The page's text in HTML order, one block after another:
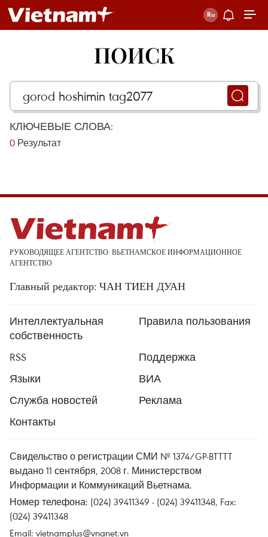
ПОИСК
КЛЮЧЕВЫЕ СЛОВА:
0 Результат
РУКОВОДЯЩЕЕ АГЕНТСТВО: ВЬЕТНАМСКОЕ ИНФОРМАЦИОННОЕ
АГЕНТСТВО
Главный редактор: ЧАН ТИЕН ДУАН
Интеллектуальная
собственность
Правила пользования
RSS
Поддержка
Языки
ВИА
Служба новостей
Реклама
Контакты
Свидельство о регистрации СМИ № 1374/GP-BTTTT
выдано 11 сентября, 2008 г. Министерством
Информации и Коммуникаций Вьетнама.
Номер телефона: (024) 39411349 - (024) 39411348, Fax:
(024) 39411348
Email: vietnamplus@vnanet.vn